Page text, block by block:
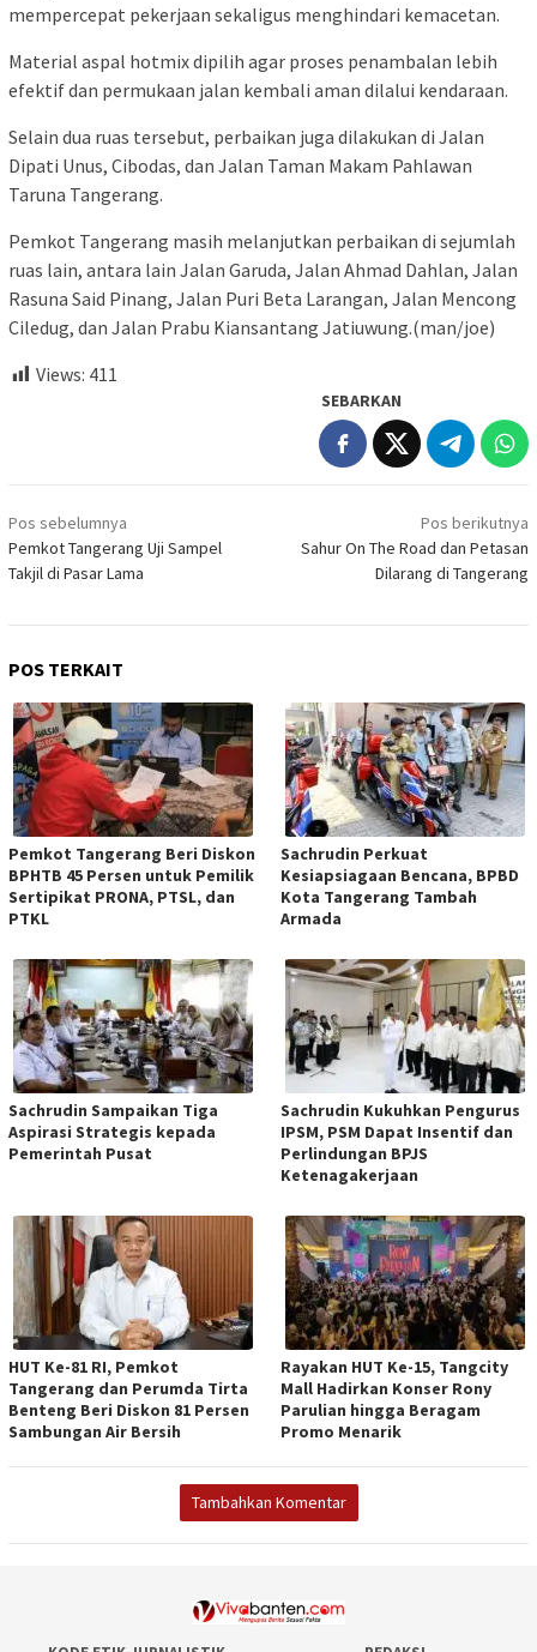
mempercepat pekerjaan sekaligus menghindari kemacetan.
Material aspal hotmix dipilih agar proses penambalan lebih
efektif dan permukaan jalan kembali aman dilalui kendaraan.
Selain dua ruas tersebut, perbaikan juga dilakukan di Jalan
Dipati Unus, Cibodas, dan Jalan Taman Makam Pahlawan
Taruna Tangerang.
Pemkot Tangerang masih melanjutkan perbaikan di sejumlah
ruas lain, antara lain Jalan Garuda, Jalan Ahmad Dahlan, Jalan
Rasuna Said Pinang, Jalan Puri Beta Larangan, Jalan Mencong
Ciledug, dan Jalan Prabu Kiansantang Jatiuwung.(man/joe)
Views: 411
SEBARKAN
Navigasi
pos
Pos sebelumnya
Pemkot Tangerang Uji Sampel
Takjil di Pasar Lama
Pos berikutnya
Sahur On The Road dan Petasan
Dilarang di Tangerang
POS TERKAIT
Pemkot Tangerang Beri Diskon
BPHTB 45 Persen untuk Pemilik
Sertipikat PRONA, PTSL, dan
PTKL
Sachrudin Perkuat
Kesiapsiagaan Bencana, BPBD
Kota Tangerang Tambah
Armada
Sachrudin Sampaikan Tiga
Aspirasi Strategis kepada
Pemerintah Pusat
Sachrudin Kukuhkan Pengurus
IPSM, PSM Dapat Insentif dan
Perlindungan BPJS
Ketenagakerjaan
HUT Ke-81 RI, Pemkot
Tangerang dan Perumda Tirta
Benteng Beri Diskon 81 Persen
Sambungan Air Bersih
Rayakan HUT Ke-15, Tangcity
Mall Hadirkan Konser Rony
Parulian hingga Beragam
Promo Menarik
Tambahkan Komentar